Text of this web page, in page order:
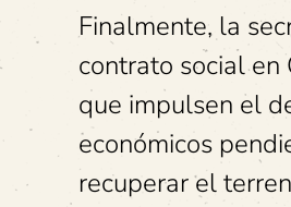
Finalmente, la
contrato social en
que impulsen el
económicos
recuperar el